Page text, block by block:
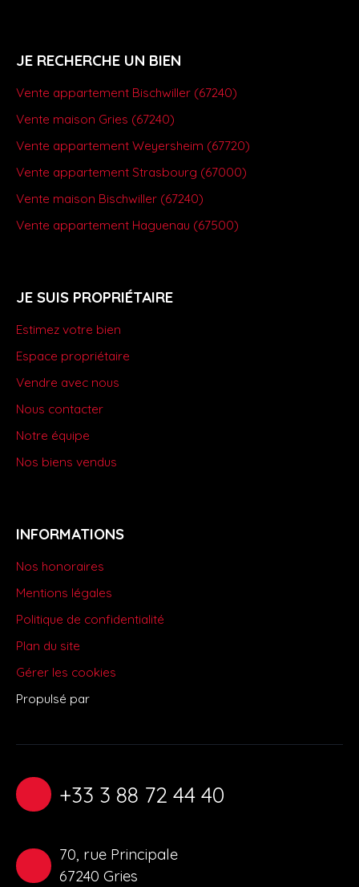
JE RECHERCHE UN BIEN
Vente appartement Bischwiller (67240)
Vente maison Gries (67240)
Vente appartement Weyersheim (67720)
Vente appartement Strasbourg (67000)
Vente maison Bischwiller (67240)
Vente appartement Haguenau (67500)
JE SUIS PROPRIÉTAIRE
Estimez votre bien
Espace propriétaire
Vendre avec nous
Nous contacter
Notre équipe
Nos biens vendus
INFORMATIONS
Nos honoraires
Mentions légales
Politique de confidentialité
Plan du site
Gérer les cookies
Propulsé par
+33 3 88 72 44 40
70, rue Principale
67240 Gries